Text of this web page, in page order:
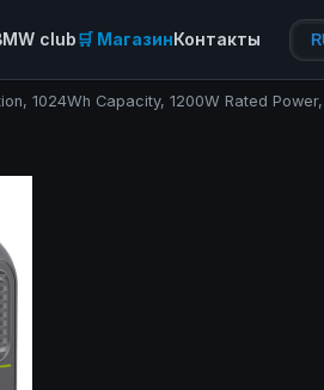
club🛒 МагазинКонтакты
1024Wh Capacity, 1200W Rated